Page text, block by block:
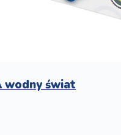
wodny świat